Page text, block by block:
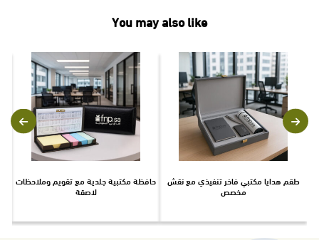
You may also like
طقم هدايا مكتبي فاخر تنفيذي مع نقش
مخصص
حافظة مكتبية جلدية مع تقويم وملاحظات
لاصقة